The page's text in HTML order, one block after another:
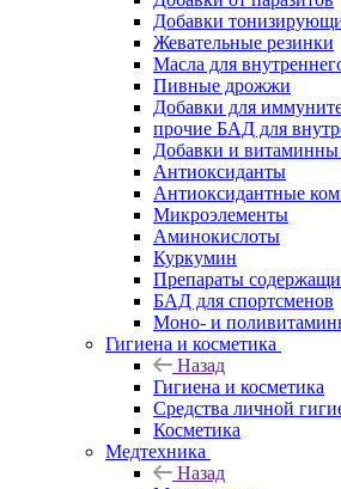
Добавки
Жевательные резинки
Масла для
Пивные дрожжи
Добавки для
прочие БАД для
Добавки и витаминны
Антиоксиданты
Антиоксидантные
Микроэлементы
Аминокислоты
Куркумин
Препараты
БАД для спортсменов
Моно- и
Гигиена и косметика
Назад
Гигиена и косметика
Средства личной
Косметика
Медтехника
Назад